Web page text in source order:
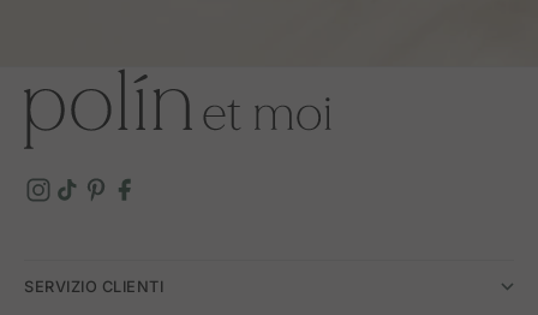
SERVIZIO CLIENTI